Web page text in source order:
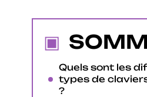
Quels sont les
types de
?